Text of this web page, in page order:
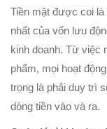
Tiền mặt được coi là
nhất của vốn lưu
kinh doanh. Từ việc
phẩm, mọi hoạt
trọng là phải duy trì
dòng tiền vào và ra.